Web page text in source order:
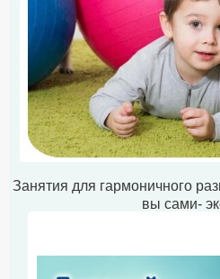
Занятия для гармоничного
вы сами-